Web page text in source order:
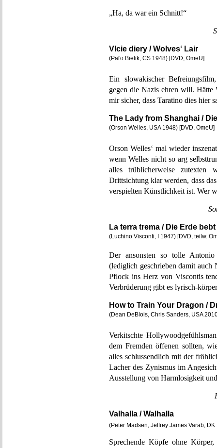
„Ha, da war ein Schnitt!“
Vlcie diery / Wolves‘ Lair
(Paľo Bielik, CS 1948) [DVD, OmeU]
Ein slowakischer
gegen die Nazis ehren will. Hätte
mir sicher, dass Taratino dies hier
The Lady from Shanghai /
(Orson Welles, USA 1948) [DVD, OmeU]
Orson Welles‘ mal wieder
wenn Welles nicht so arg
alles trüblicherweise
Drittsichtung klar werden, dass
verspielten Künstlichkeit ist. Wer
La terra trema / Die Erde bebt
(Luchino Visconti, I 1947) [DVD, teilw.
Der ansonsten so tolle
(lediglich geschrieben damit auch
Pflock ins Herz von Viscontis
Verbrüderung gibt es lyrisch-
How to Train Your Dragon /
(Dean DeBlois, Chris Sanders, USA
Verkitschte
dem Fremden öffenen sollten,
alles schlussendlich mit der
Lacher des Zynismus im
Ausstellung von Harmlosigkeit
Valhalla / Walhalla
(Peter Madsen, Jeffrey James Varab,
Sprechende Köpfe ohne